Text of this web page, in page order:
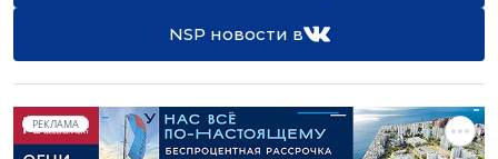
NSP новости в
РЕКЛАМА